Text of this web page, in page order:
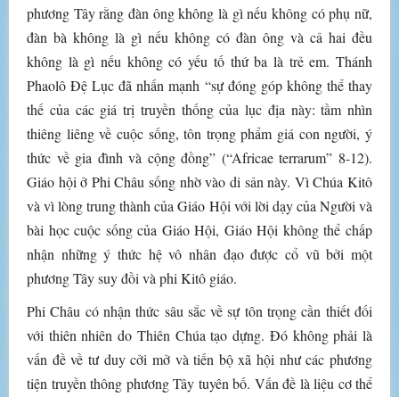
phương Tây rằng đàn ông không là gì nếu không có phụ nữ,
đàn bà không là gì nếu không có đàn ông và cả hai đều
không là gì nếu không có yếu tố thứ ba là trẻ em. Thánh
Phaolô Đệ Lục đã nhấn mạnh “sự đóng góp không thể thay
thế của các giá trị truyền thống của lục địa này: tầm nhìn
thiêng liêng về cuộc sống, tôn trọng phẩm giá con người, ý
thức về gia đình và cộng đồng” (“Africae terrarum” 8-12).
Giáo hội ở Phi Châu sống nhờ vào di sản này. Vì Chúa Kitô
và vì lòng trung thành của Giáo Hội với lời dạy của Người và
bài học cuộc sống của Giáo Hội, Giáo Hội không thể chấp
nhận những ý thức hệ vô nhân đạo được cổ vũ bởi một
phương Tây suy đồi và phi Kitô giáo.
Phi Châu có nhận thức sâu sắc về sự tôn trọng cần thiết đối
với thiên nhiên do Thiên Chúa tạo dựng. Đó không phải là
vấn đề về tư duy cởi mở và tiến bộ xã hội như các phương
tiện truyền thông phương Tây tuyên bố. Vấn đề là liệu cơ thể